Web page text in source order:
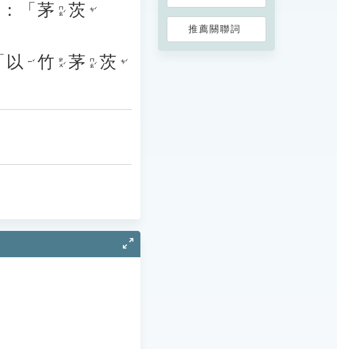
：「茅 ㄇㄠˊ 茨 ㄘˊ
以 ㄧˇ 竹 ㄓㄨˊ 茅 ㄇㄠˊ 茨 ㄘˊ
推薦關聯詞